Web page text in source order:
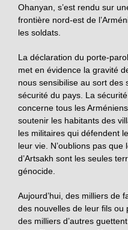
Ohanyan, s’est rendu sur
frontière nord-est de
les soldats.
La déclaration du porte-
met en évidence la gravité
nous sensibilise au sort des
sécurité du pays. La sécurité
concerne tous les
soutenir les habitants des
les militaires qui défendent
leur vie. N’oublions pas que
d’Artsakh sont les seules
génocide.
Aujourd’hui, des milliers de
des nouvelles de leur fils
des milliers d’autres